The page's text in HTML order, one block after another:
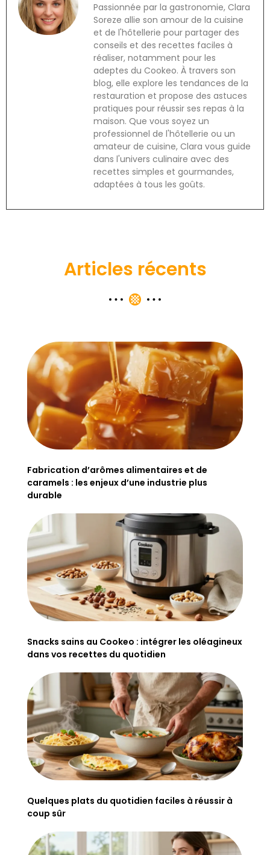
Passionnée par la gastronomie, Clara
Soreze allie son amour de la cuisine
et de l'hôtellerie pour partager des
conseils et des recettes faciles à
réaliser, notamment pour les
adeptes du Cookeo. À travers son
blog, elle explore les tendances de la
restauration et propose des astuces
pratiques pour réussir ses repas à la
maison. Que vous soyez un
professionnel de l'hôtellerie ou un
amateur de cuisine, Clara vous guide
dans l'univers culinaire avec des
recettes simples et gourmandes,
adaptées à tous les goûts.
Articles récents
Fabrication d’arômes alimentaires et de
caramels : les enjeux d’une industrie plus
durable
Snacks sains au Cookeo : intégrer les oléagineux
dans vos recettes du quotidien
Quelques plats du quotidien faciles à réussir à
coup sûr